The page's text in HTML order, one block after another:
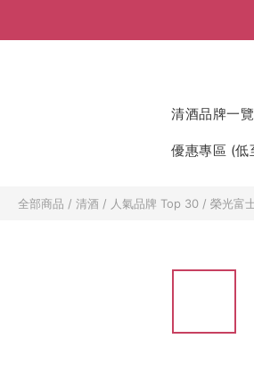
清酒品牌一覽
優惠專區 (低
全部商品 / 清酒 / 人氣品牌 Top 30 / 榮光富